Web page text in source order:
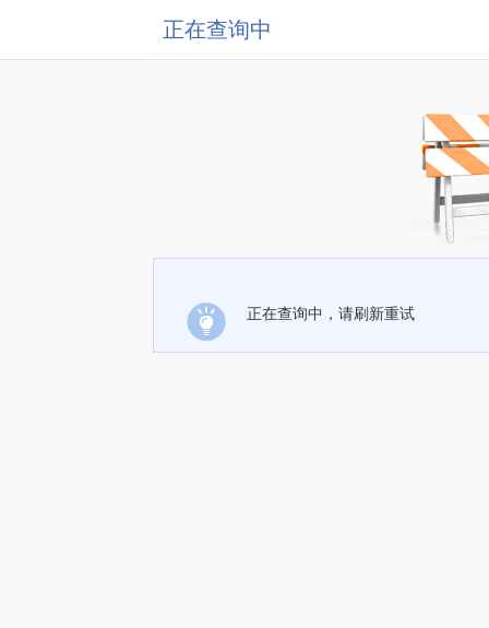
正在查询中
正在查询中，请刷新重试